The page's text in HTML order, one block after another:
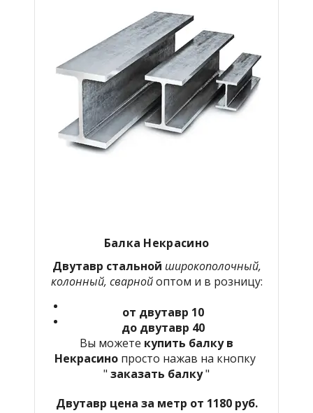
Балка Некрасино
Двутавр стальной широкополочный,
колонный, сварнойоптом и в розницу:
от двутавр 10
до двутавр 40
Вы можете купить балку в
Некрасино просто нажав на кнопку
" заказать балку"
Двутавр цена за метр от 1180 руб.